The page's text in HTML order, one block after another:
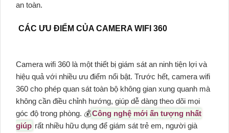
an toàn.
CÁC ƯU ĐIỂM CỦA CAMERA WIFI 360
Camera wifi 360 là một thiết bị giám sát an ninh tiện lợi và
hiệu quả với nhiều ưu điểm nổi bật. Trước hết, camera wifi
360 cho phép quan sát toàn bộ không gian xung quanh mà
không cần điều chỉnh hướng, giúp dễ dàng theo dõi mọi
góc độ trong phòng. 💰Công nghệ mới ấn tượng nhất
giúp rất nhiều hữu dụng để giám sát trẻ em, người già